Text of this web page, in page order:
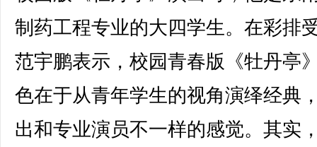
制药工程专业的大四学生。在彩排
范宇鹏表示，校园青春版《牡丹亭
色在于从青年学生的视角演绎经典
出和专业演员不一样的感觉。其实